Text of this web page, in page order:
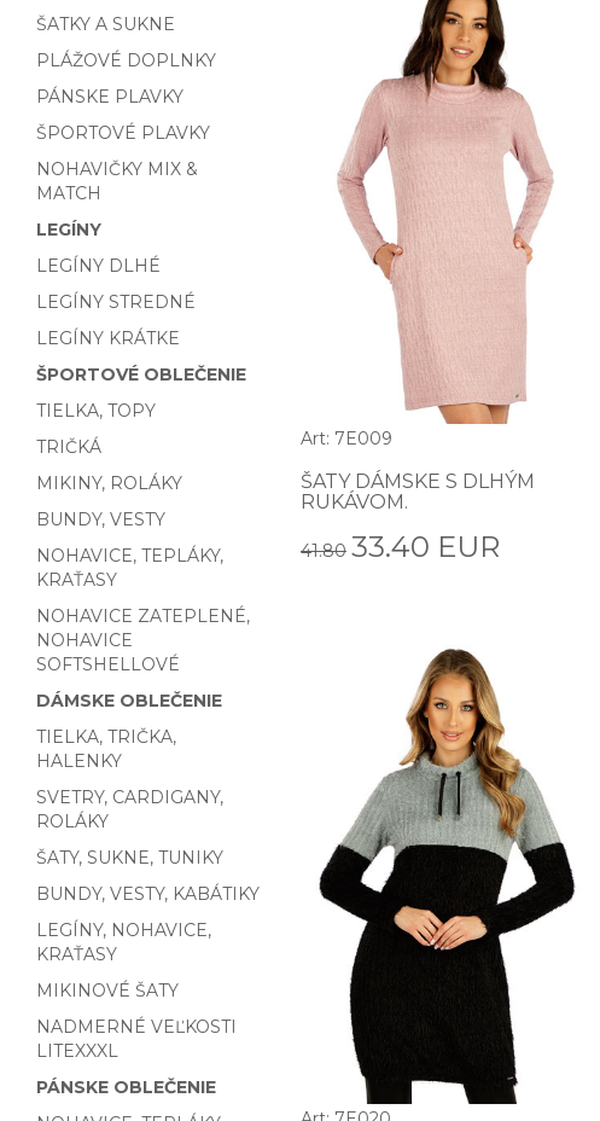
ŠATKY A SUKNE
PLÁŽOVÉ DOPLNKY
PÁNSKE PLAVKY
ŠPORTOVÉ PLAVKY
NOHAVIČKY MIX &
MATCH
LEGÍNY
LEGÍNY DLHÉ
LEGÍNY STREDNÉ
LEGÍNY KRÁTKE
ŠPORTOVÉ OBLEČENIE
TIELKA, TOPY
TRIČKÁ
MIKINY, ROLÁKY
BUNDY, VESTY
NOHAVICE, TEPLÁKY,
KRAŤASY
NOHAVICE ZATEPLENÉ,
NOHAVICE
SOFTSHELLOVÉ
DÁMSKE OBLEČENIE
TIELKA, TRIČKA,
HALENKY
SVETRY, CARDIGANY,
ROLÁKY
ŠATY, SUKNE, TUNIKY
BUNDY, VESTY, KABÁTIKY
LEGÍNY, NOHAVICE,
KRAŤASY
MIKINOVÉ ŠATY
NADMERNÉ VEĽKOSTI
LITEXXXL
PÁNSKE OBLEČENIE
Art: 7E009
ŠATY DÁMSKE S DLHÝM
RUKÁVOM.
41.80 33.40 EUR